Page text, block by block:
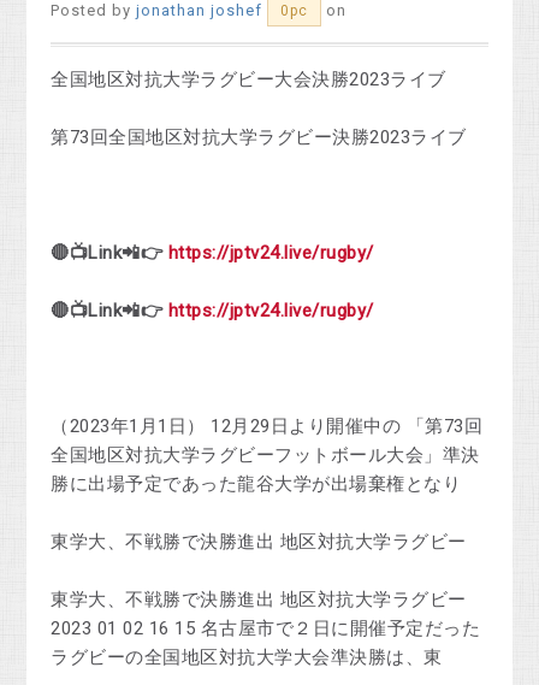
Posted byjonathan joshef 0pc on
全国地区対抗大学ラグビー大会決勝2023ライブ
第73回全国地区対抗大学ラグビー決勝2023ライブ
🔴📺Link📲👉 https://jptv24.live/rugby/
🔴📺Link📲👉 https://jptv24.live/rugby/
（2023年1月1日） 12月29日より開催中の 「第73回
全国地区対抗大学ラグビーフットボール大会」準決
勝に出場予定であった龍谷大学が出場棄権となり
東学大、不戦勝で決勝進出 地区対抗大学ラグビー
東学大、不戦勝で決勝進出 地区対抗大学ラグビー
2023 01 02 16 15 名古屋市で２日に開催予定だった
ラグビーの全国地区対抗大学大会準決勝は、東